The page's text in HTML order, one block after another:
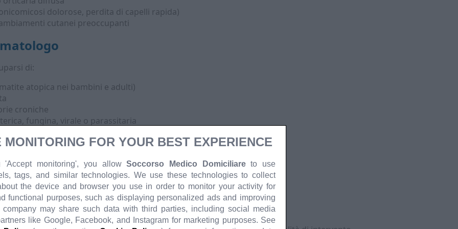
dolorose, perdita di capelli rapida)
cutanei preoccupanti
di:
atopica nei bambini e adulti)
croniche
fungina, virale o parassitaria
comprese alopecie e onicomicosi
e sospetti di neoplasie cutanee
con manifestazioni cutanee (venereologia)
dermatologica a domicilio
chiare e semplici:
il nostro servizio e fornisce informazioni di base sui sintomi.
MONITORING FOR YOUR BEST EXPERIENCE
'Accept monitoring', you allow Soccorso Medico Domiciliare to use
tags, and similar technologies. We use these technologies to collect
the device and browser you use in order to monitor your activity for
functional purposes, such as displaying personalized ads and improving
company may share such data with third parties, including social media
like Google, Facebook, and Instagram for marketing purposes. See